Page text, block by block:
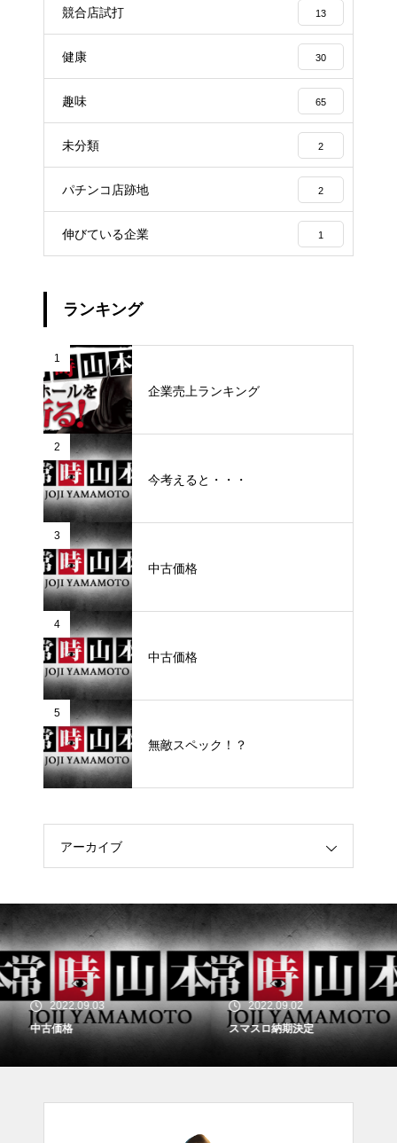
競合店試打 13
健康 30
趣味 65
未分類 2
パチンコ店跡地 2
伸びている企業 1
ランキング
1
企業売上ランキング
2
今考えると・・・
3
中古価格
4
中古価格
5
無敵スペック！？
アーカイブ
2022.09.03
中古価格
2022.09.02
スマスロ納期決定